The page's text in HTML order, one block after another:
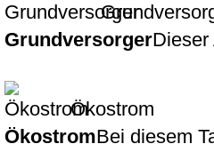
GrundversorgerDieser
Ökostrom
ÖkostromBei diesem